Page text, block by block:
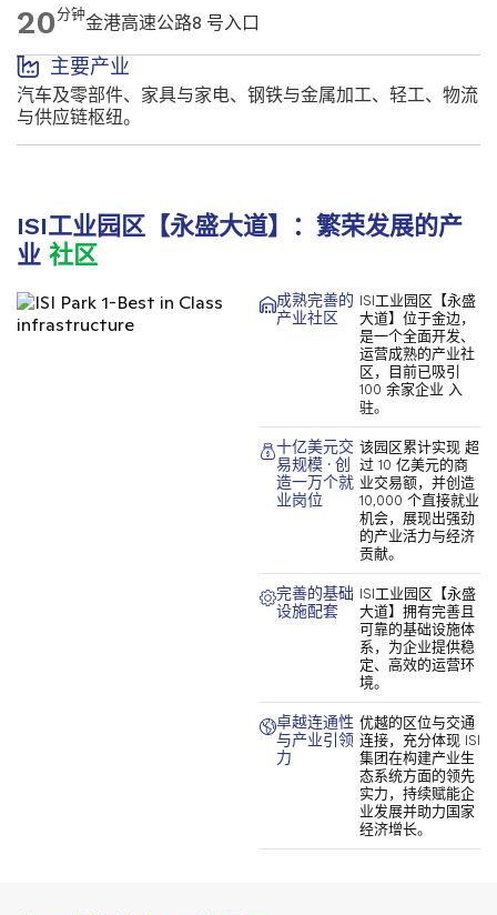
20分钟金港高速公路8 号入口
主要产业
汽车及零部件、家具与家电、钢铁与金属加工、轻工、物流
与供应链枢纽。
ISI工业园区【永盛大道】：繁荣发展的产
业 社区
成熟完善的
产业社区
ISI工业园区【永盛
大道】位于金边，
是一个全面开发、
运营成熟的产业社
区，目前已吸引
100 余家企业 入
驻。
十亿美元交
易规模 · 创
造一万个就
业岗位
该园区累计实现 超
过 10 亿美元的商
业交易额，并创造
10,000 个直接就业
机会，展现出强劲
的产业活力与经济
贡献。
完善的基础
设施配套
ISI工业园区【永盛
大道】拥有完善且
可靠的基础设施体
系，为企业提供稳
定、高效的运营环
境。
卓越连通性
与产业引领
力
优越的区位与交通
连接，充分体现 ISI
集团在构建产业生
态系统方面的领先
实力，持续赋能企
业发展并助力国家
经济增长。